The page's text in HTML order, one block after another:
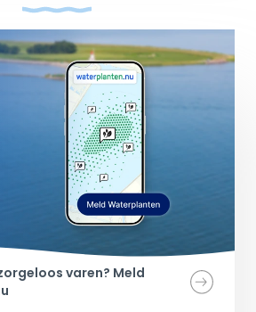
varen? Meld